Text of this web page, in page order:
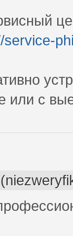
service-
или с